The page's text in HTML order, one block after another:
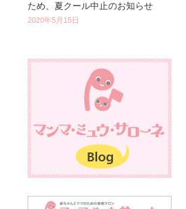
ため、夏クール中止のお知らせ
2020年5月15日